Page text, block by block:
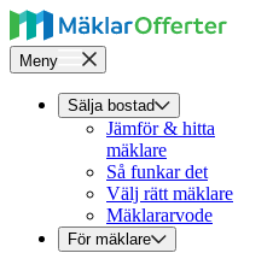
Meny
Sälja bostad
Jämför & hitta
mäklare
Så funkar det
Välj rätt mäklare
Mäklararvode
För mäklare